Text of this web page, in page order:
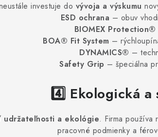
investuje do vývoja a výskumu
ESD ochrana – obuv
BIOMEX Protection®
BOA® Fit System –
DYNAMICS® –
Safety Grip – špeciálna
4️⃣ Ekologická
udržateľnosti a ekológie. Firma používa
pracovné podmienky a